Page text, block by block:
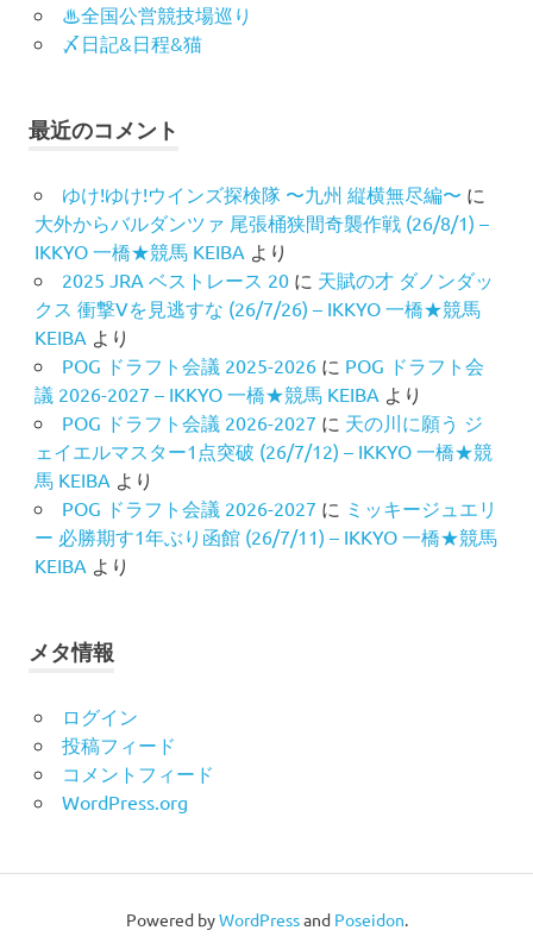
♨︎全国公営競技場巡り
〆日記&日程&猫
最近のコメント
ゆけ!ゆけ!ウインズ探検隊 〜九州 縦横無尽編〜 に
大外からバルダンツァ 尾張桶狭間奇襲作戦 (26/8/1) –
IKKYO 一橋★競馬 KEIBA より
2025 JRA ベストレース 20に 天賦の才 ダノンダッ
クス 衝撃Vを見逃すな (26/7/26) – IKKYO 一橋★競馬
KEIBA より
POG ドラフト会議 2025-2026に POG ドラフト会
議 2026-2027 – IKKYO 一橋★競馬 KEIBA より
POG ドラフト会議 2026-2027 に 天の川に願う ジ
ェイエルマスター1点突破 (26/7/12) – IKKYO 一橋★競
馬 KEIBA より
POG ドラフト会議 2026-2027 に ミッキージュエリ
ー 必勝期す1年ぶり函館 (26/7/11) – IKKYO 一橋★競馬
KEIBA より
メタ情報
ログイン
投稿フィード
コメントフィード
WordPress.org
Powered byWordPressand Poseidon.